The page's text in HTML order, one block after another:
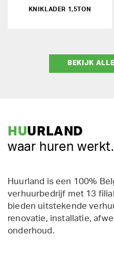
KNIKLADER 1,5TON
BEKIJK
HUURLAND
waar huren werkt.
Huurland is een 100%
verhuurbedrijf met 13
bieden uitstekende
renovatie, installatie,
onderhoud.